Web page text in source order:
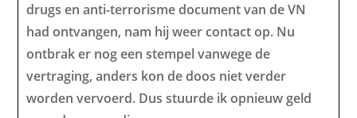
drugs en anti-terrorisme document van de VN
had ontvangen, nam hij weer contact op. Nu
ontbrak er nog een stempel vanwege de
vertraging, anders kon de doos niet verder
worden vervoerd. Dus stuurde ik opnieuw geld